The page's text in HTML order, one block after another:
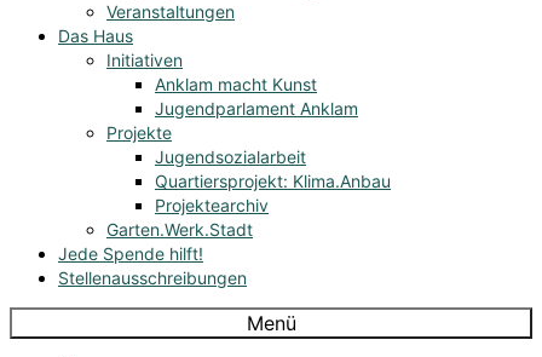
Veranstaltungen
Das Haus
Initiativen
Anklam macht Kunst
Jugendparlament Anklam
Projekte
Jugendsozialarbeit
Quartiersprojekt: Klima.Anbau
Projektearchiv
Garten.Werk.Stadt
Jede Spende hilft!
Stellenausschreibungen
Menü